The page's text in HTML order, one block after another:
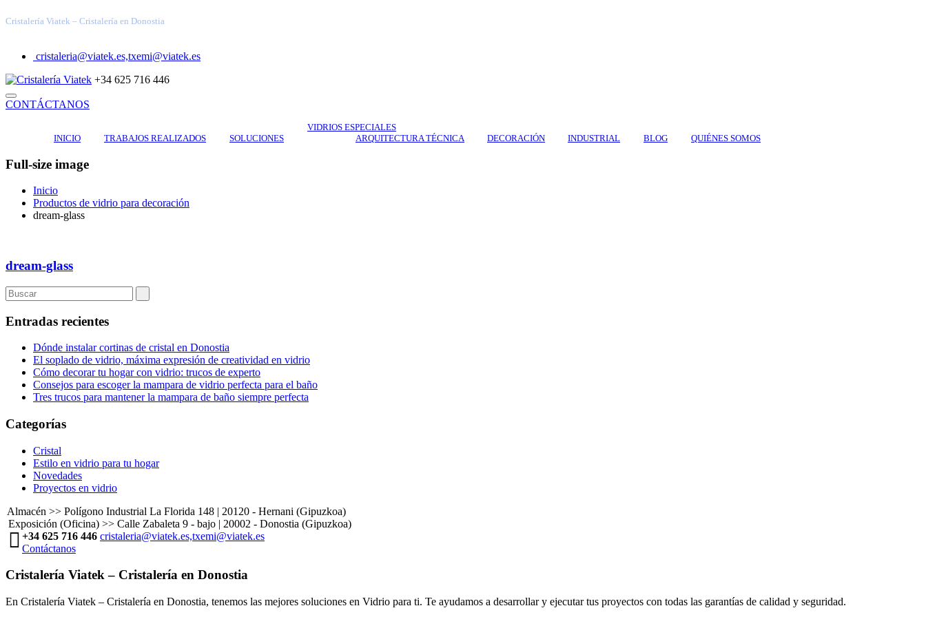
Cristalería Viatek – Cristalería en Donostia
cristaleria@viatek.es,txemi@viatek.es
+34 625 716 446
CONTÁCTANOS
INICIO TRABAJOS REALIZADOS SOLUCIONES
VIDRIOS ESPECIALES
ARQUITECTURA TÉCNICA
DECORACIÓN INDUSTRIAL BLOG QUIÉNES SOMOS
Full-size image
Inicio
Productos de vidrio para decoración
dream-glass
dream-glass
Entradas recientes
Dónde instalar cortinas de cristal en Donostia
El soplado de vidrio, máxima expresión de creatividad en vidrio
Cómo decorar tu hogar con vidrio: trucos de experto
Consejos para escoger la mampara de vidrio perfecta para el baño
Tres trucos para mantener la mampara de baño siempre perfecta
Categorías
Cristal
Estilo en vidrio para tu hogar
Novedades
Proyectos en vidrio
Almacén >> Polígono Industrial La Florida 148 | 20120 - Hernani (Gipuzkoa)
Exposición (Oficina) >> Calle Zabaleta 9 - bajo | 20002 - Donostia (Gipuzkoa)
+34 625 716 446 cristaleria@viatek.es,txemi@viatek.es
Contáctanos
Cristalería Viatek – Cristalería en Donostia
En Cristalería Viatek – Cristalería en Donostia, tenemos las mejores soluciones en Vidrio para ti. Te ayudamos a desarrollar y ejecutar tus proyectos con todas las garantías de calidad y seguridad.